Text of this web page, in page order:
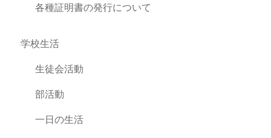
各種証明書の発行について
学校生活
生徒会活動
部活動
一日の生活